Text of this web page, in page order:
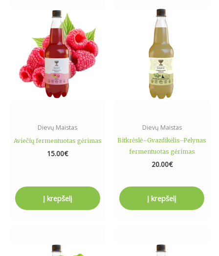
Dievų Maistas
Aviečių fermentuotas gėrimas
15.00€
Į krepšelį
Dievų Maistas
Bitkrėslė–Gvazdikėlis–Pelynas
fermentuotas gėrimas
20.00€
Į krepšelį